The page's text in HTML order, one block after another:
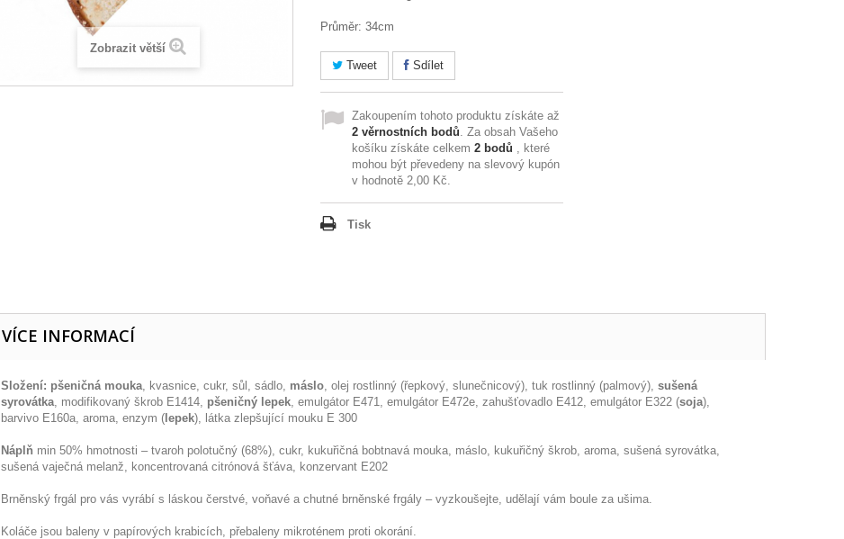
Zobrazit větší
Průměr: 34cm
Tweet Sdílet
Zakoupením tohoto produktu získáte až
2 věrnostních bodů. Za obsah Vašeho
košíku získáte celkem 2 bodů , které
mohou být převedeny na slevový kupón
v hodnotě 2,00 Kč.
Tisk
VÍCE INFORMACÍ
Složení: pšeničná mouka, kvasnice, cukr, sůl, sádlo, máslo, olej rostlinný (řepkový, slunečnicový), tuk rostlinný (palmový), sušená
syrovátka, modifikovaný škrob E1414, pšeničný lepek, emulgátor E471, emulgátor E472e, zahušťovadlo E412, emulgátor E322 (soja),
barvivo E160a, aroma, enzym ( lepek), látka zlepšující mouku E 300
Náplň min 50% hmotnosti – tvaroh polotučný (68%), cukr, kukuřičná bobtnavá mouka, máslo, kukuřičný škrob, aroma, sušená syrovátka,
sušená vaječná melanž, koncentrovaná citrónová šťáva, konzervant E202
Brněnský frgál pro vás vyrábí s láskou čerstvé, voňavé a chutné brněnské frgály – vyzkoušejte, udělají vám boule za ušima.
Koláče jsou baleny v papírových krabicích, přebaleny mikroténem proti okorání.